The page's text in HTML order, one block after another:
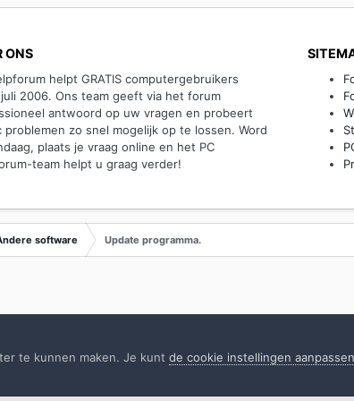
ONS
helpt GRATIS computergebruikers
2006. Ons team geeft via het forum
antwoord op uw vragen en probeert
problemen zo snel mogelijk op te lossen. Word
plaats je vraag online en het PC
team helpt u graag verder!
software Update programma.
te kunnen maken. Je kuntde cookie instellingen aanpassen